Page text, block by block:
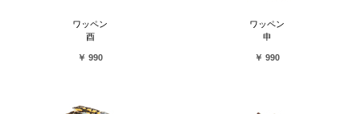
ワッペン
酉
￥ 990
ワッペン
申
￥ 990